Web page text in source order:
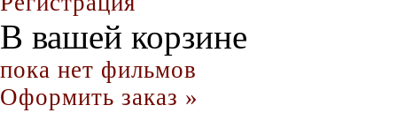
В вашей корзине
пока нет фильмов
Оформить заказ »